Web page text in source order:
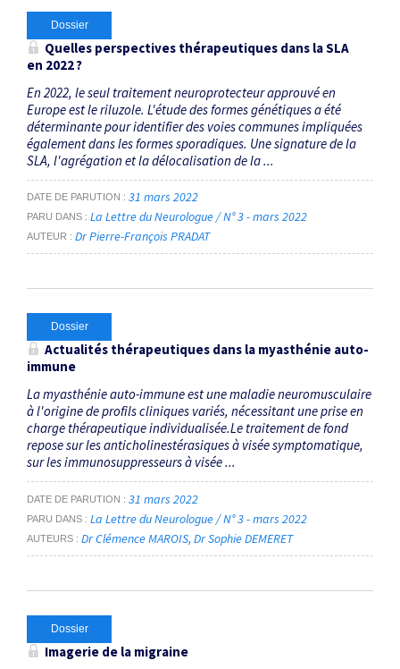
Dossier
Quelles perspectives thérapeutiques dans la SLA
en 2022 ?
En 2022, le seul traitement neuroprotecteur approuvé en
Europe est le riluzole. L'étude des formes génétiques a été
déterminante pour identifier des voies communes impliquées
également dans les formes sporadiques. Une signature de la
SLA, l'agrégation et la délocalisation de la ...
DATE DE PARUTION 31 mars 2022
PARU DANS La Lettre du Neurologue / N° 3 - mars 2022
AUTEUR Dr Pierre-François PRADAT
Dossier
Actualités thérapeutiques dans la myasthénie auto-
immune
La myasthénie auto-immune est une maladie neuromusculaire
à l'origine de profils cliniques variés, nécessitant une prise en
charge thérapeutique individualisée.Le traitement de fond
repose sur les anticholinestérasiques à visée symptomatique,
sur les immunosuppresseurs à visée ...
DATE DE PARUTION 31 mars 2022
PARU DANS La Lettre du Neurologue / N° 3 - mars 2022
AUTEURS Dr Clémence MAROIS Dr Sophie DEMERET
Dossier
Imagerie de la migraine